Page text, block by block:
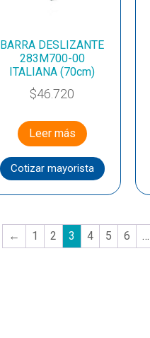
BARRA DESLIZANTE
283M700-00
ITALIANA (70cm)
$46.720
Leer más
Cotizar mayorista
← 1 2 3 4 5 6 …